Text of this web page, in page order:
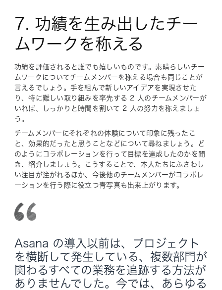
7. 功績を生み出したチー
ムワークを称える
功績を評価されると誰でも嬉しいものです。素晴らしいチー
ムワークについてチームメンバーを称える場合も同じことが
言えるでしょう。手を組んで新しいアイデアを実現させた
り、特に難しい取り組みを率先する 2 人のチームメンバーが
いれば、しっかりと時間を割いて 2 人の努力を称えましょ
う。
チームメンバーにそれぞれの体験について印象に残ったこ
と、効果的だったと思うことなどについて尋ねましょう。ど
のようにコラボレーションを行って目標を達成したのかを聞
き、紹介しましょう。こうすることで、本人たちにふさわし
い注目が注がれるほか、今後他のチームメンバーがコラボレ
ーションを行う際に役立つ青写真も出来上がります。
Asana の導入以前は、プロジェクト
を横断して発生している、複数部門が
関わるすべての業務を追跡する方法が
ありませんでした。今では、あらゆる